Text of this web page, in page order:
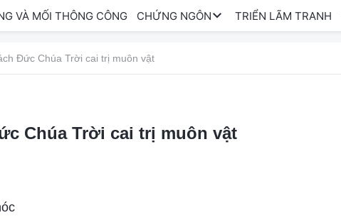
VÀ MỐI THÔNG CÔNG CHỨNG NGÔN TRIỂN LÃM TRANH
Đức Chúa Trời cai trị muôn vật
Chúa Trời cai trị muôn vật